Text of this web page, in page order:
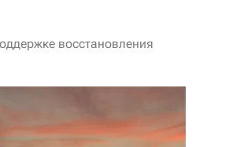
восстановления